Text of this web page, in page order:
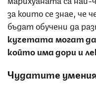
за които се знае, че
бъдат обучени да
кучетата могат
който има дори и
Чудатите